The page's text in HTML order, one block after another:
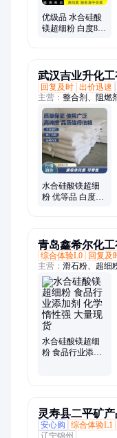
优级品 水合硅酸
镁超细粉 白度85
武汉吉业升化工
回复及时 出价迅速
主营： 整合剂、阻燃
口蜡、硫酸锆、溴氨
铂酸、浮选剂、颜料
脂肪酶、除磷剂、皂
松香胺
水合硅酸镁超细
粉 优等品 白度85
青岛鑫希尔化工
综合体验L0
回复及
主营： 滑石粉、超细
水合硅酸镁超细
粉 食品行业添加
灵寿县二平矿
安心购
综合体验L1
辽宁锦州